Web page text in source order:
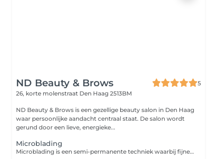
ND Beauty & Brows
5
26, korte molenstraat Den Haag 2513BM
ND Beauty & Brows is een gezellige beauty salon in Den Haag
waar persoonlijke aandacht centraal staat. De salon wordt
gerund door een lieve, energieke...
Microblading
Microblading is een semi-permanente techniek waarbij fijne, haartje voor haartje lijnen worden getekend in de wenkbrauw om een natuurlijke en vollere uitstraling te creëren. Deze techniek is perfect voor mensen met dunne of onregelmatige wenkbrauwen en zorgt voor een langdurig resultaat van 1 tot 2 jaar. Het resultaat is subtiel en realistisch, wat je wenkbrauwen een mooie en symmetrische vorm geeft.